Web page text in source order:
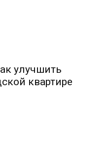
улучшить
квартире